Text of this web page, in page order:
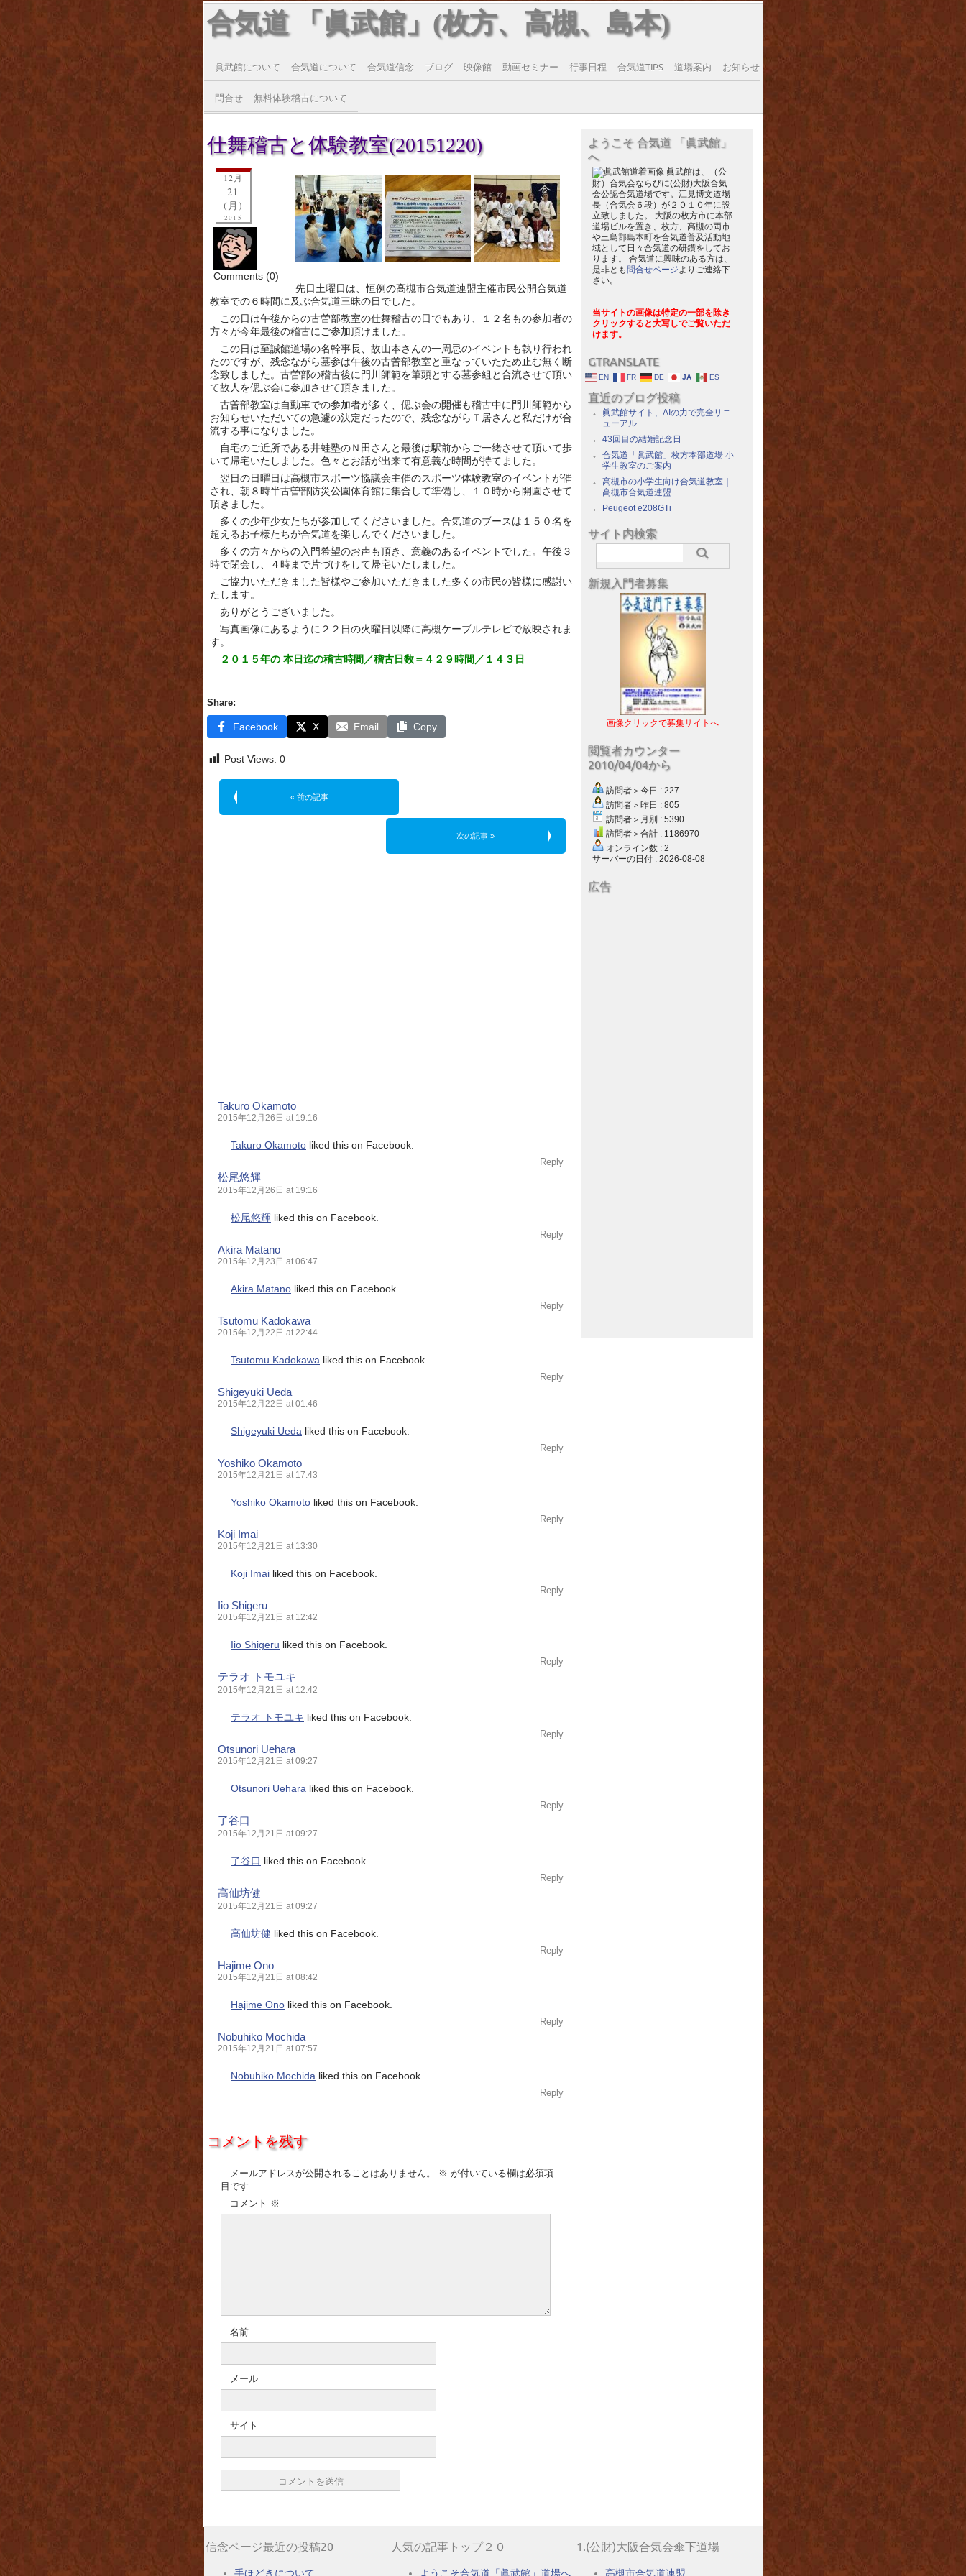
合気道 「眞武館」(枚方、高槻、島本)
眞武館について 合気道について 合気道信念 ブログ 映像館 動画セミナー 行事日程 合気道TIPS 道場案内 お知らせ
問合せ 無料体験稽古について
仕舞稽古と体験教室(20151220)
12月
21
(月)
2015
Comments (0)
先日土曜日は、恒例の高槻市合気道連盟主催市民公開合気道
教室での６時間に及ぶ合気道三昧の日でした。
この日は午後からの古曽部教室の仕舞稽古の日でもあり、１２名もの参加者の
方々が今年最後の稽古にご参加頂けました。
この日は至誠館道場の名幹事長、故山本さんの一周忌のイベントも執り行われ
たのですが、残念ながら墓参は午後の古曽部教室と重なっていたため止む無く断
念致しました。 古曽部の稽古後に門川師範を筆頭とする墓参組と合流させて頂い
て故人を偲ぶ会に参加させて頂きました。
古曽部教室は自動車での参加者が多く、偲ぶ会の開催も稽古中に門川師範から
お知らせいただいての急遽の決定だったので、残念ながらＴ居さんと私だけが合
流する事になりました。
自宅のご近所である井蛙塾のＮ田さんと最後は駅前からご一緒させて頂いて歩
いて帰宅いたしました。色々とお話が出来て有意義な時間が持てました。
翌日の日曜日は高槻市スポーツ協議会主催のスポーツ体験教室のイベントが催
され、朝８時半古曽部防災公園体育館に集合して準備し、１０時から開園させて
頂きました。
多くの少年少女たちが参加してくださいました。合気道のブースは１５０名を
超えるお子様たちが合気道を楽しんでくださいました。
多くの方々からの入門希望のお声も頂き、意義のあるイベントでした。午後３
時で閉会し、４時まで片づけをして帰宅いたしました。
ご協力いただきました皆様やご参加いただきました多くの市民の皆様に感謝い
たします。
ありがとうございました。
写真画像にあるように２２日の火曜日以降に高槻ケーブルテレビで放映されま
す。
２０１５年の 本日迄の稽古時間／稽古日数＝４２９時間／１４３日
Share:
Facebook X Email Copy
Post Views: 0
« 前の記事
次の記事 »
Takuro Okamoto
2015年12月26日 at 19:16
Takuro Okamoto liked this on Facebook.
Reply
松尾悠輝
2015年12月26日 at 19:16
松尾悠輝 liked this on Facebook.
Reply
Akira Matano
2015年12月23日 at 06:47
Akira Matano liked this on Facebook.
Reply
Tsutomu Kadokawa
2015年12月22日 at 22:44
Tsutomu Kadokawa liked this on Facebook.
Reply
Shigeyuki Ueda
2015年12月22日 at 01:46
Shigeyuki Ueda liked this on Facebook.
Reply
Yoshiko Okamoto
2015年12月21日 at 17:43
Yoshiko Okamoto liked this on Facebook.
Reply
Koji Imai
2015年12月21日 at 13:30
Koji Imai liked this on Facebook.
Reply
Iio Shigeru
2015年12月21日 at 12:42
Iio Shigeru liked this on Facebook.
Reply
テラオ トモユキ
2015年12月21日 at 12:42
テラオ トモユキ liked this on Facebook.
Reply
Otsunori Uehara
2015年12月21日 at 09:27
Otsunori Uehara liked this on Facebook.
Reply
了谷口
2015年12月21日 at 09:27
了谷口 liked this on Facebook.
Reply
高仙坊健
2015年12月21日 at 09:27
高仙坊健 liked this on Facebook.
Reply
Hajime Ono
2015年12月21日 at 08:42
Hajime Ono liked this on Facebook.
Reply
Nobuhiko Mochida
2015年12月21日 at 07:57
Nobuhiko Mochida liked this on Facebook.
Reply
コメントを残す
メールアドレスが公開されることはありません。 ※ が付いている欄は必須項
目です
コメント ※
名前
メール
サイト
ようこそ 合気道 「眞武館」
へ
眞武館は、（公
財）合気会ならびに(公財)大阪合気
会公認合気道場です。江見博文道場
長（合気会６段）が２０１０年に設
立致しました。 大阪の枚方市に本部
道場ビルを置き、枚方、高槻の両市
や三島郡島本町を合気道普及活動地
域として日々合気道の研鑽をしてお
ります。 合気道に興味のある方は、
是非とも 問合せページよりご連絡下
さい。
当サイトの画像は特定の一部を除き
クリックすると大写しでご覧いただ
けます。
GTRANSLATE
EN FR DE JA ES
直近のブログ投稿
眞武館サイト、AIの力で完全リニ
ューアル
43回目の結婚記念日
合気道「眞武館」枚方本部道場 小
学生教室のご案内
高槻市の小学生向け合気道教室｜
高槻市合気道連盟
Peugeot e208GTi
サイト内検索
新規入門者募集
画像クリックで募集サイトへ
閲覧者カウンター
2010/04/04から
訪問者＞今日 : 227
訪問者＞昨日 : 805
訪問者＞月別 : 5390
訪問者＞合計 : 1186970
オンライン数 : 2
サーバーの日付 : 2026-08-08
広告
信念ページ最近の投稿20
手ほどきについて
人気の記事トップ２０
ようこそ合気道「眞武館」道場へ
1.(公財)大阪合気会傘下道場
高槻市合気道連盟